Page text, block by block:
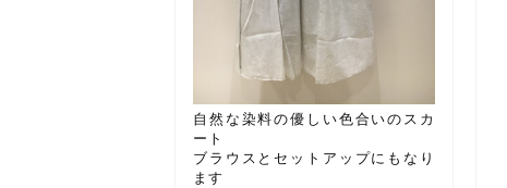
自然な染料の優しい色合いのスカ
ート
ブラウスとセットアップにもなり
ます